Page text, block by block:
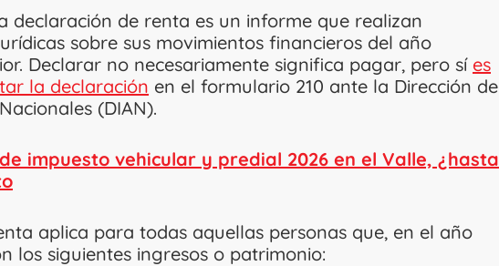
declaración de renta es un informe que realizan
sobre sus movimientos financieros del año
Declarar no necesariamente significa pagar, pero sí es
la declaración en el formulario 210 ante la Dirección de
(DIAN).
impuesto vehicular y predial 2026 en el Valle, ¿hasta
aplica para todas aquellas personas que, en el año
los siguientes ingresos o patrimonio: